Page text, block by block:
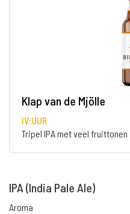
Klap van de Mjölle
IV:UUR
Tripel IPA met veel fruittonen
IPA (India Pale Ale)
Aroma